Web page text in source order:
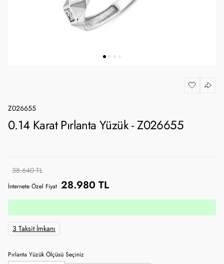
Z026655
0.14 Karat Pırlanta Yüzük - Z026655
38.640 TL
İnternete Özel Fiyat 28.980 TL
3 Taksit İmkanı
Pırlanta Yüzük Ölçüsü Seçiniz